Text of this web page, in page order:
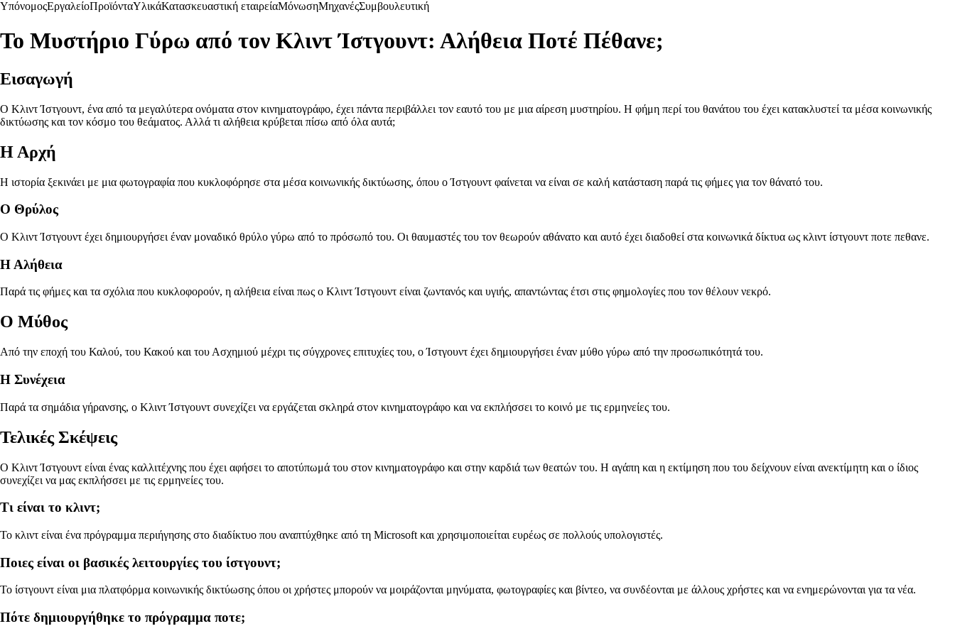
ΥπόνομοςΕργαλείοΠροϊόνταΥλικάΚατασκευαστική εταιρείαΜόνωσηΜηχανέςΣυμβουλευτική
Το Μυστήριο Γύρω από τον Κλιντ Ίστγουντ: Αλήθεια Ποτέ Πέθανε;
Εισαγωγή
Ο Κλιντ Ίστγουντ, ένα από τα μεγαλύτερα ονόματα στον κινηματογράφο, έχει πάντα περιβάλλει τον εαυτό του με μια αίρεση μυστηρίου. Η φήμη περί του θανάτου του έχει κατακλυστεί τα μέσα κοινωνικής
δικτύωσης και τον κόσμο του θεάματος. Αλλά τι αλήθεια κρύβεται πίσω από όλα αυτά;
Η Αρχή
Η ιστορία ξεκινάει με μια φωτογραφία που κυκλοφόρησε στα μέσα κοινωνικής δικτύωσης, όπου ο Ίστγουντ φαίνεται να είναι σε καλή κατάσταση παρά τις φήμες για τον θάνατό του.
Ο Θρύλος
Ο Κλιντ Ίστγουντ έχει δημιουργήσει έναν μοναδικό θρύλο γύρω από το πρόσωπό του. Οι θαυμαστές του τον θεωρούν αθάνατο και αυτό έχει διαδοθεί στα κοινωνικά δίκτυα ως κλιντ ίστγουντ ποτε πεθανε.
Η Αλήθεια
Παρά τις φήμες και τα σχόλια που κυκλοφορούν, η αλήθεια είναι πως ο Κλιντ Ίστγουντ είναι ζωντανός και υγιής, απαντώντας έτσι στις φημολογίες που τον θέλουν νεκρό.
Ο Μύθος
Από την εποχή του Καλού, του Κακού και του Ασχημιού μέχρι τις σύγχρονες επιτυχίες του, ο Ίστγουντ έχει δημιουργήσει έναν μύθο γύρω από την προσωπικότητά του.
Η Συνέχεια
Παρά τα σημάδια γήρανσης, ο Κλιντ Ίστγουντ συνεχίζει να εργάζεται σκληρά στον κινηματογράφο και να εκπλήσσει το κοινό με τις ερμηνείες του.
Τελικές Σκέψεις
Ο Κλιντ Ίστγουντ είναι ένας καλλιτέχνης που έχει αφήσει το αποτύπωμά του στον κινηματογράφο και στην καρδιά των θεατών του. Η αγάπη και η εκτίμηση που του δείχνουν είναι ανεκτίμητη και ο ίδιος
συνεχίζει να μας εκπλήσσει με τις ερμηνείες του.
Τι είναι το κλιντ;
Το κλιντ είναι ένα πρόγραμμα περιήγησης στο διαδίκτυο που αναπτύχθηκε από τη Microsoft και χρησιμοποιείται ευρέως σε πολλούς υπολογιστές.
Ποιες είναι οι βασικές λειτουργίες του ίστγουντ;
Το ίστγουντ είναι μια πλατφόρμα κοινωνικής δικτύωσης όπου οι χρήστες μπορούν να μοιράζονται μηνύματα, φωτογραφίες και βίντεο, να συνδέονται με άλλους χρήστες και να ενημερώνονται για τα νέα.
Πότε δημιουργήθηκε το πρόγραμμα ποτε;